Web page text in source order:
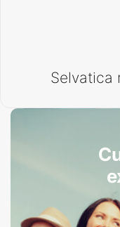
Selvatica